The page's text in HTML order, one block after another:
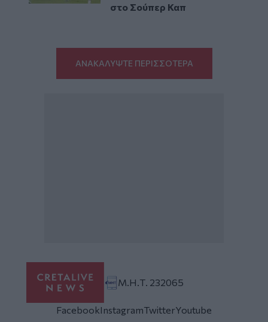
στο Σούπερ Καπ
ΑΝΑΚΑΛΥΨΤΕ ΠΕΡΙΣΣΟΤΕΡΑ
Μ.Η.Τ. 232065
FacebookInstagramTwitterYoutube